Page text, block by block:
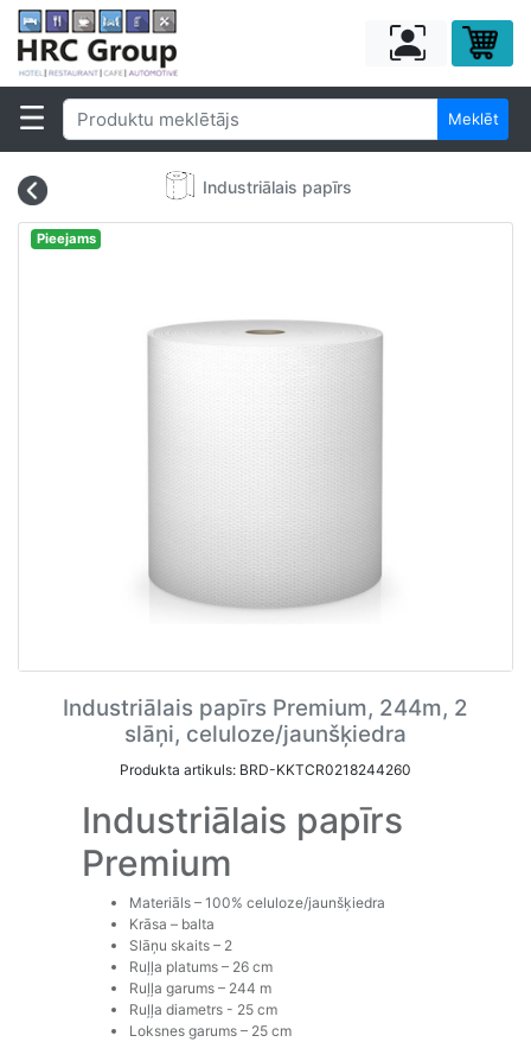
Meklēt
Industriālais papīrs
Pieejams
Industriālais papīrs Premium, 244m, 2
slāņi, celuloze/jaunšķiedra
Produkta artikuls: BRD-KKTCR0218244260
Industriālais papīrs
Premium
Materiāls – 100% celuloze/jaunšķiedra
Krāsa – balta
Slāņu skaits – 2
Ruļļa platums – 26 cm
Ruļļa garums – 244 m
Ruļļa diametrs - 25 cm
Loksnes garums – 25 cm